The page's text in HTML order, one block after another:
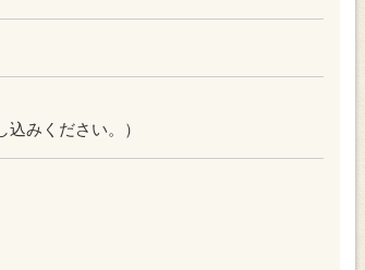
みください。）